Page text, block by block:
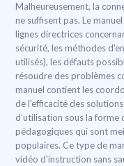
Malheureusement, la
ne suffisent pas. Le
lignes directrices
sécurité, les méthodes
utilisés), les défauts
résoudre des problèmes
manuel contient les
de l'efficacité des
d’utilisation sous la
pédagogiques qui sont
populaires. Ce type de
vidéo d'instruction sans